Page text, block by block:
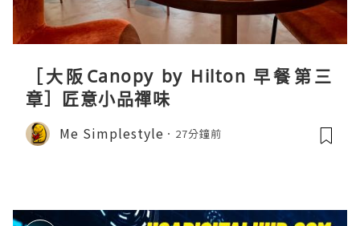
［大阪Canopy by Hilton 早餐第三
章］匠意小品禪味
Me Simplestyle 27分鐘前